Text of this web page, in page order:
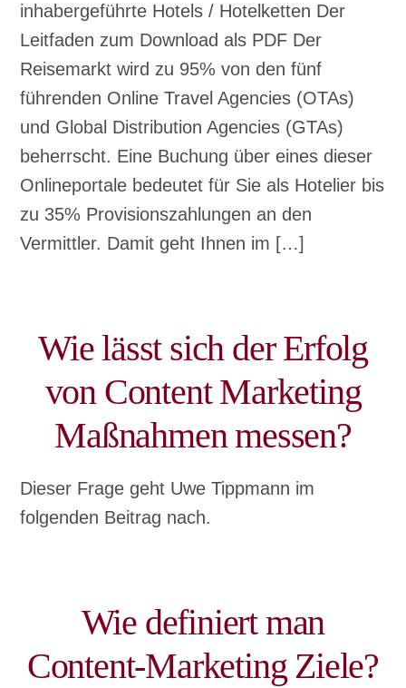
inhabergeführte Hotels / Hotelketten Der
Leitfaden zum Download als PDF Der
Reisemarkt wird zu 95% von den fünf
führenden Online Travel Agencies (OTAs)
und Global Distribution Agencies (GTAs)
beherrscht. Eine Buchung über eines dieser
Onlineportale bedeutet für Sie als Hotelier bis
zu 35% Provisionszahlungen an den
Vermittler. Damit geht Ihnen im […]
Wie lässt sich der Erfolg
von Content Marketing
Maßnahmen messen?
Dieser Frage geht Uwe Tippmann im
folgenden Beitrag nach.
Wie definiert man
Content-Marketing Ziele?